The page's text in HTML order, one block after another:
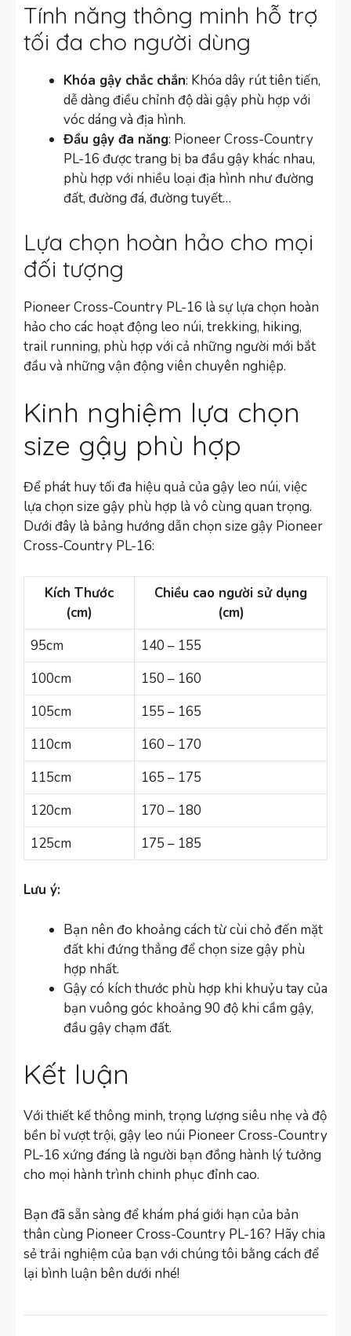
Tính năng thông minh hỗ trợ
tối đa cho người dùng
Khóa gậy chắc chắn: Khóa dây rút tiên tiến,
dễ dàng điều chỉnh độ dài gậy phù hợp với
vóc dáng và địa hình.
Đầu gậy đa năng: Pioneer Cross-Country
PL-16 được trang bị ba đầu gậy khác nhau,
phù hợp với nhiều loại địa hình như đường
đất, đường đá, đường tuyết…
Lựa chọn hoàn hảo cho mọi
đối tượng
Pioneer Cross-Country PL-16 là sự lựa chọn hoàn
hảo cho các hoạt động leo núi, trekking, hiking,
trail running, phù hợp với cả những người mới bắt
đầu và những vận động viên chuyên nghiệp.
Kinh nghiệm lựa chọn
size gậy phù hợp
Để phát huy tối đa hiệu quả của gậy leo núi, việc
lựa chọn size gậy phù hợp là vô cùng quan trọng.
Dưới đây là bảng hướng dẫn chọn size gậy Pioneer
Cross-Country PL-16:
Kích Thước
(cm)
Chiều cao người sử dụng
(cm)
95cm
140 – 155
100cm
150 – 160
105cm
155 – 165
110cm
160 – 170
115cm
165 – 175
120cm
170 – 180
125cm
175 – 185
Lưu ý:
Bạn nên đo khoảng cách từ cùi chỏ đến mặt
đất khi đứng thẳng để chọn size gậy phù
hợp nhất.
Gậy có kích thước phù hợp khi khuỷu tay của
bạn vuông góc khoảng 90 độ khi cầm gậy,
đầu gậy chạm đất.
Kết luận
Với thiết kế thông minh, trọng lượng siêu nhẹ và độ
bền bỉ vượt trội, gậy leo núi Pioneer Cross-Country
PL-16 xứng đáng là người bạn đồng hành lý tưởng
cho mọi hành trình chinh phục đỉnh cao.
Bạn đã sẵn sàng để khám phá giới hạn của bản
thân cùng Pioneer Cross-Country PL-16? Hãy chia
sẻ trải nghiệm của bạn với chúng tôi bằng cách để
lại bình luận bên dưới nhé!